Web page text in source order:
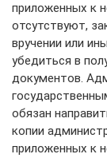
приложенных к
отсутствуют,
вручении или
убедиться в
документов.
обязан
копии
приложенных к